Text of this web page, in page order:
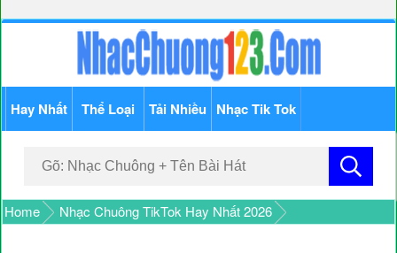
Hay Nhất Thể Loại Tải Nhiều Nhạc Tik Tok
Home Nhạc Chuông TikTok Hay Nhất 2026